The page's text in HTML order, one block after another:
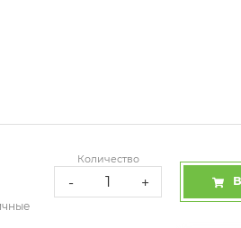
Количество
- +